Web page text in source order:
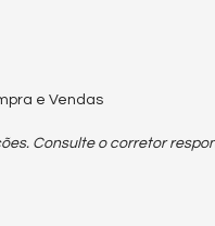
e Vendas
Consulte o corretor